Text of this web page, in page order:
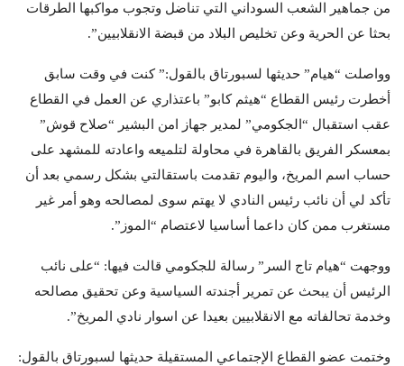
من جماهير الشعب السوداني التي تناضل وتجوب مواكبها الطرقات
بحثا عن الحرية وعن تخليص البلاد من قبضة الانقلابيين”.
وواصلت “هيام” حديثها لسبورتاق بالقول:” كنت في وقت سابق
أخطرت رئيس القطاع “هيثم كابو” باعتذاري عن العمل في القطاع
عقب استقبال “الجكومي” لمدير جهاز امن البشير “صلاح قوش”
بمعسكر الفريق بالقاهرة في محاولة لتلميعه واعادته للمشهد على
حساب اسم المريخ، واليوم تقدمت باستقالتي بشكل رسمي بعد أن
تأكد لي أن نائب رئيس النادي لا يهتم سوى لمصالحه وهو أمر غير
مستغرب ممن كان داعما أساسيا لاعتصام “الموز”.
ووجهت “هيام تاج السر” رسالة للجكومي قالت فيها: “على نائب
الرئيس أن يبحث عن تمرير أجندته السياسية وعن تحقيق مصالحه
وخدمة تحالفاته مع الانقلابيين بعيدا عن اسوار نادي المريخ”.
وختمت عضو القطاع الإجتماعي المستقيلة حديثها لسبورتاق بالقول: